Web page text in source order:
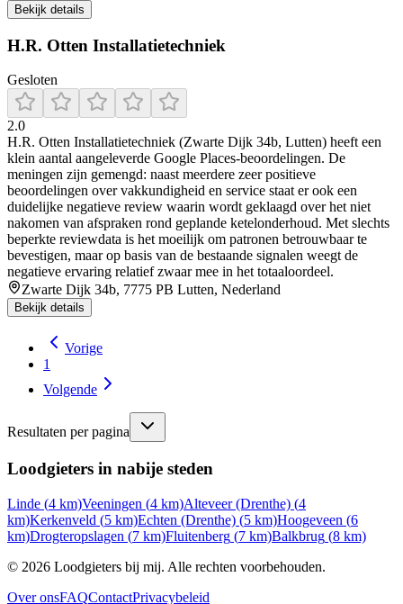
Bekijk details
H.R. Otten Installatietechniek
Gesloten
2.0
H.R. Otten Installatietechniek (Zwarte Dijk 34b, Lutten) heeft een
klein aantal aangeleverde Google Places-beoordelingen. De
meningen zijn gemengd: naast meerdere zeer positieve
beoordelingen over vakkundigheid en service staat er ook een
duidelijke negatieve review waarin wordt geklaagd over het niet
nakomen van afspraken rond geplande ketelonderhoud. Met slechts
beperkte reviewdata is het moeilijk om patronen betrouwbaar te
bevestigen, maar op basis van de bestaande signalen weegt de
negatieve ervaring relatief zwaar mee in het totaaloordeel.
Zwarte Dijk 34b, 7775 PB Lutten, Nederland
Bekijk details
Vorige
1
Volgende
Resultaten per pagina
Loodgieters in nabije steden
Linde (4 km)Veeningen (4 km)Alteveer (Drenthe) (4
km)Kerkenveld (5 km)Echten (Drenthe) (5 km)Hoogeveen (6
km)Drogteropslagen (7 km)Fluitenberg (7 km)Balkbrug (8 km)
© 2026 Loodgieters bij mij. Alle rechten voorbehouden.
Over onsFAQContactPrivacybeleid